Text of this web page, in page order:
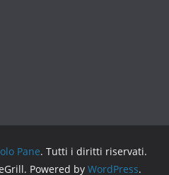
Pane. Tutti i diritti riservati.
Powered by WordPress.